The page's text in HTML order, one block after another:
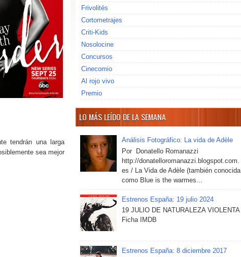
tendrán una larga
sea mejor
Frivolités
Cortometrajes
Criti-Kids
Nosolocine
Concursos
Cinecomio
Al rojo vivo
Premio
LO MÁS LEÍDO DE LA SEMANA
Análisis Fotográfico: La vida de Adèle
Por Donatello Romanazzi
http://donatelloromanazzi.blogspot.com.
es / La Vida de Adèle (también conocida
como Blue is the warmes...
Estrenos España: 19 julio 2024
19 JULIO DE NATURALEZA VIOLENTA
Ficha IMDB
Estrenos España: 8 diciembre 2017